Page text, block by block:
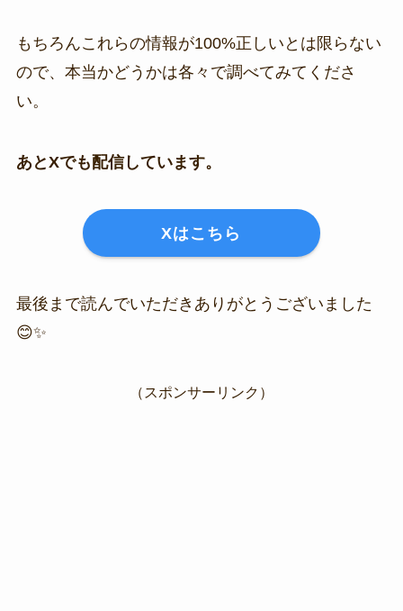
もちろんこれらの情報が100%正しいとは限らない
ので、本当かどうかは各々で調べてみてくださ
い。
あとXでも配信しています。
Xはこちら
最後まで読んでいただきありがとうございました
😊✨
（スポンサーリンク）